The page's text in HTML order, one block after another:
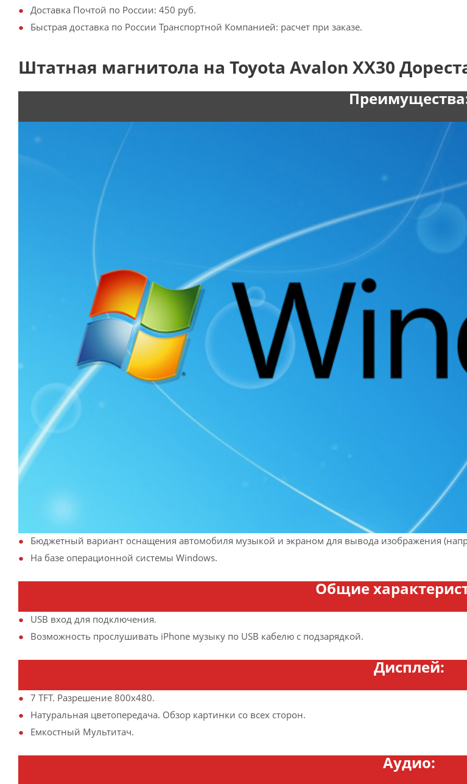
Доставка Почтой по России: 450 руб.
Быстрая доставка по России Транспортной Компанией: расчет при заказе.
Штатная магнитола на Toyota Avalon XX30
Бюджетный вариант оснащения автомобиля музыкой и экраном для вывода изображения
На базе операционной системы Windows.
Общие
USB вход для подключения.
Возможность прослушивать iPhone музыку по USB кабелю с подзарядкой.
Дисплей:
7 TFT. Разрешение 800х480.
Натуральная цветопередача. Обзор картинки со всех сторон.
Емкостный Мультитач.
Аудио: